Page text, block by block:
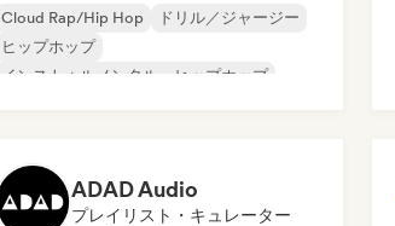
Cloud Rap/Hip Hop
ドリル／ジャージー
ヒップホップ
インストゥルメンタル・ヒップホップ
チル／ローファイ・ヒップホップ
ADAD Audio
プレイリスト・キュレーター